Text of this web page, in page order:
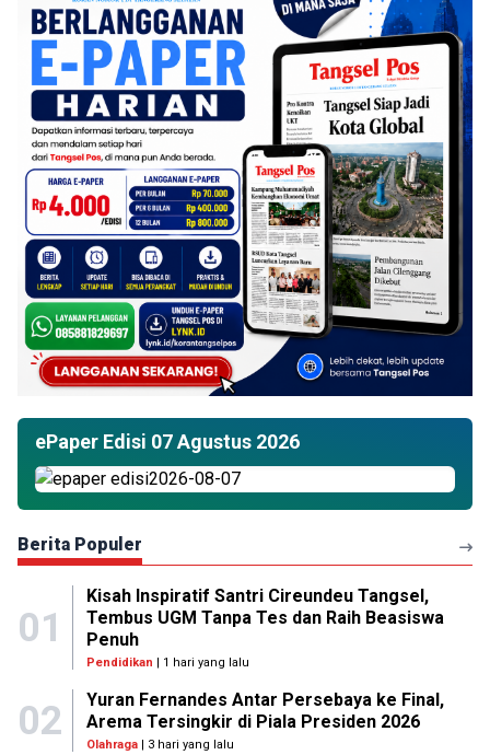
ePaper Edisi 07 Agustus 2026
Berita Populer
01
Kisah Inspiratif Santri Cireundeu Tangsel,
Tembus UGM Tanpa Tes dan Raih Beasiswa
Penuh
Pendidikan | 1 hari yang lalu
02
Yuran Fernandes Antar Persebaya ke Final,
Arema Tersingkir di Piala Presiden 2026
Olahraga| 3 hari yang lalu